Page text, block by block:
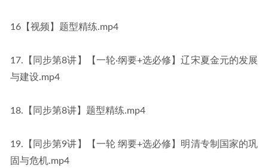
16【视频】题型精练.mp4
17.【同步第8讲】【一轮·纲要+选必修】辽宋夏金元的发展
与建设.mp4
18.【同步第8讲】题型精练.mp4
19.【同步第9讲】【一轮 纲要+选必修】明清专制国家的巩
固与危机.mp4